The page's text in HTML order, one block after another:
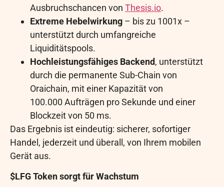
Ausbruchschancen von Thesis.io.
Extreme Hebelwirkung – bis zu 1001x –
unterstützt durch umfangreiche
Liquiditätspools.
Hochleistungsfähiges Backend, unterstützt
durch die permanente Sub-Chain von
Oraichain, mit einer Kapazität von
100.000 Aufträgen pro Sekunde und einer
Blockzeit von 50 ms.
Das Ergebnis ist eindeutig: sicherer, sofortiger
Handel, jederzeit und überall, von Ihrem mobilen
Gerät aus.
$LFG Token sorgt für Wachstum